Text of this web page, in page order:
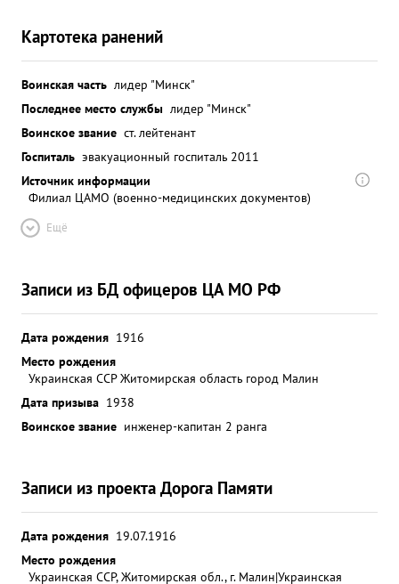
Картотека ранений
Воинская часть лидер "Минск"
Последнее место службы лидер "Минск"
Воинское звание ст. лейтенант
Госпиталь эвакуационный госпиталь 2011
Источник информации
Филиал ЦАМО (военно-медицинских документов)
Ещё
Записи из БД офицеров ЦА МО РФ
Дата рождения 1916
Место рождения
Украинская ССР Житомирская область город Малин
Дата призыва 1938
Воинское звание инженер-капитан 2 ранга
Записи из проекта Дорога Памяти
Дата рождения 19.07.1916
Место рождения
Украинская ССР, Житомирская обл., г. Малин|Украинская